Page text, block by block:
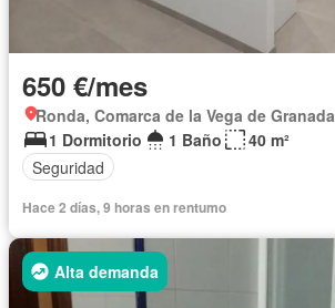
650 €/mes
Ronda, Comarca de la Vega de Granada
1 Dormitorio
1 Baño
40 m²
Seguridad
Hace 2 días, 9 horas en rentumo
Alta demanda